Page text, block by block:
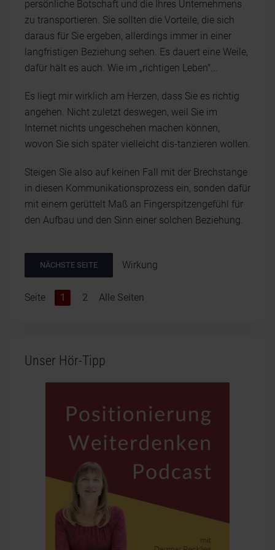
persönliche Botschaft und die Ihres Unternehmens
zu transportieren. Sie sollten die Vorteile, die sich
daraus für Sie ergeben, allerdings immer in einer
langfristigen Beziehung sehen. Es dauert eine Weile,
dafür hält es auch. Wie im „richtigen Leben"...
Es liegt mir wirklich am Herzen, dass Sie es richtig
angehen. Nicht zuletzt deswegen, weil Sie im
Internet nichts ungeschehen machen können,
wovon Sie sich später vielleicht dis-tanzieren wollen.
Steigen Sie also auf keinen Fall mit der Brechstange
in diesen Kommunikationsprozess ein, sonden dafür
mit einem gerüttelt Maß an Fingerspitzengefühl für
den Aufbau und den Sinn einer solchen Beziehung.
NÄCHSTE SEITE Wirkung
Seite 1 2 Alle Seiten
Unser Hör-Tipp